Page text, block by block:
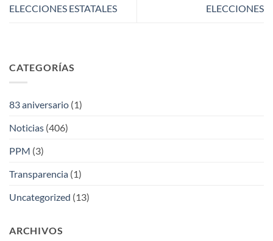
ELECCIONES ESTATALES
ELECCIONES
CATEGORÍAS
83 aniversario (1)
Noticias (406)
PPM (3)
Transparencia (1)
Uncategorized (13)
ARCHIVOS